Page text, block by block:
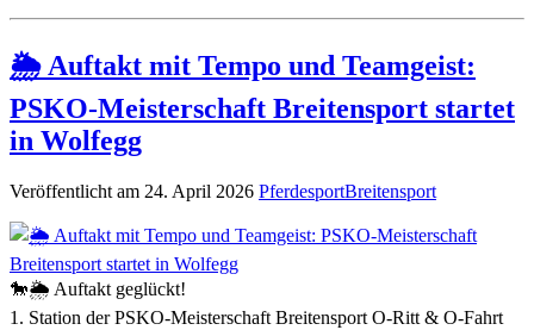
🌦️ Auftakt mit Tempo und Teamgeist:
PSKO‑Meisterschaft Breitensport startet
in Wolfegg
Veröffentlicht am 24. April 2026 PferdesportBreitensport
🐎🌦️ Auftakt geglückt!
1. Station der PSKO‑Meisterschaft Breitensport O‑Ritt & O‑Fahrt